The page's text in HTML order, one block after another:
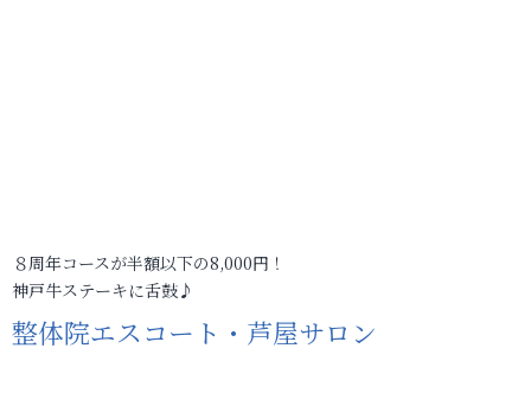
８周年コースが半額以下の8,000円！
神戸牛ステーキに舌鼓♪
整体院エスコート・芦屋サロン